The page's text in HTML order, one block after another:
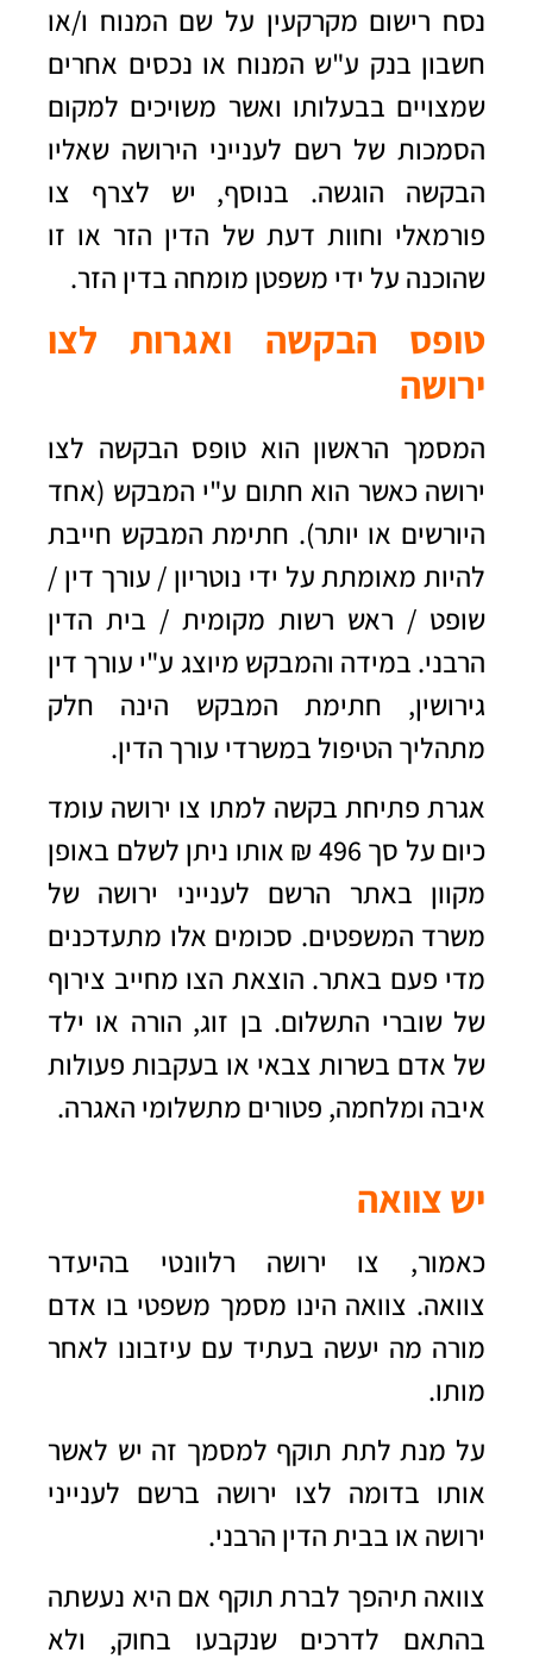
נסח רישום מקרקעין על שם המנוח ו/או
חשבון בנק ע"ש המנוח או נכסים אחרים
שמצויים בבעלותו ואשר משויכים למקום
הסמכות של רשם לענייני הירושה שאליו
הבקשה הוגשה. בנוסף, יש לצרף צו
פורמאלי וחוות דעת של הדין הזר או זו
שהוכנה על ידי משפטן מומחה בדין הזר.
טופס הבקשה ואגרות לצו
ירושה
המסמך הראשון הוא טופס הבקשה לצו
ירושה כאשר הוא חתום ע"י המבקש (אחד
היורשים או יותר). חתימת המבקש חייבת
להיות מאומתת על ידי נוטריון / עורך דין /
שופט / ראש רשות מקומית / בית הדין
הרבני. במידה והמבקש מיוצג ע"י עורך דין
גירושין, חתימת המבקש הינה חלק
מתהליך הטיפול במשרדי עורך הדין.
אגרת פתיחת בקשה למתו צו ירושה עומד
כיום על סך 496 ₪ אותו ניתן לשלם באופן
מקוון באתר הרשם לענייני ירושה של
משרד המשפטים. סכומים אלו מתעדכנים
מדי פעם באתר. הוצאת הצו מחייב צירוף
של שוברי התשלום. בן זוג, הורה או ילד
של אדם בשרות צבאי או בעקבות פעולות
איבה ומלחמה, פטורים מתשלומי האגרה.
יש צוואה
כאמור, צו ירושה רלוונטי בהיעדר
צוואה. צוואה הינו מסמך משפטי בו אדם
מורה מה יעשה בעתיד עם עיזבונו לאחר
מותו.
על מנת לתת תוקף למסמך זה יש לאשר
אותו בדומה לצו ירושה ברשם לענייני
ירושה או בבית הדין הרבני.
צוואה תיהפך לברת תוקף אם היא נעשתה
בהתאם לדרכים שנקבעו בחוק, ולא